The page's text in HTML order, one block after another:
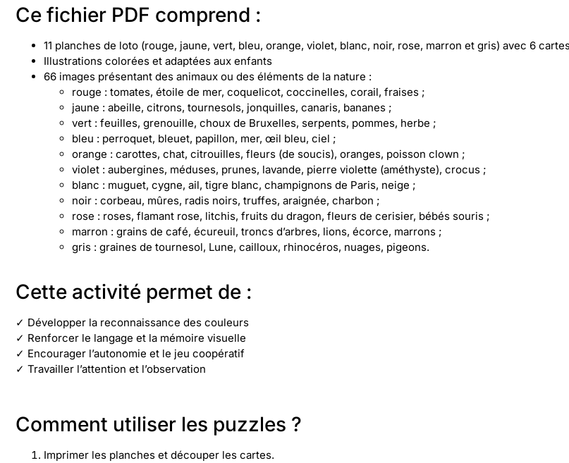
Ce fichier PDF comprend :
11 planches de loto (rouge, jaune, vert, bleu, orange, violet, blanc, noir, rose, marron et gris) avec 6
Illustrations colorées et adaptées aux enfants
66 images présentant des animaux ou des éléments de la nature :
rouge : tomates, étoile de mer, coquelicot, coccinelles, corail, fraises ;
jaune : abeille, citrons, tournesols, jonquilles, canaris, bananes ;
vert : feuilles, grenouille, choux de Bruxelles, serpents, pommes, herbe ;
bleu : perroquet, bleuet, papillon, mer, œil bleu, ciel ;
orange : carottes, chat, citrouilles, fleurs (de soucis), oranges, poisson clown ;
violet : aubergines, méduses, prunes, lavande, pierre violette (améthyste), crocus ;
blanc : muguet, cygne, ail, tigre blanc, champignons de Paris, neige ;
noir : corbeau, mûres, radis noirs, truffes, araignée, charbon ;
rose : roses, flamant rose, litchis, fruits du dragon, fleurs de cerisier, bébés souris ;
marron : grains de café, écureuil, troncs d’arbres, lions, écorce, marrons ;
gris : graines de tournesol, Lune, cailloux, rhinocéros, nuages, pigeons.
Cette activité permet de :
✓ Développer la reconnaissance des couleurs
✓ Renforcer le langage et la mémoire visuelle
✓ Encourager l’autonomie et le jeu coopératif
✓ Travailler l’attention et l’observation
Comment utiliser les puzzles ?
Imprimer les planches et découper les cartes.